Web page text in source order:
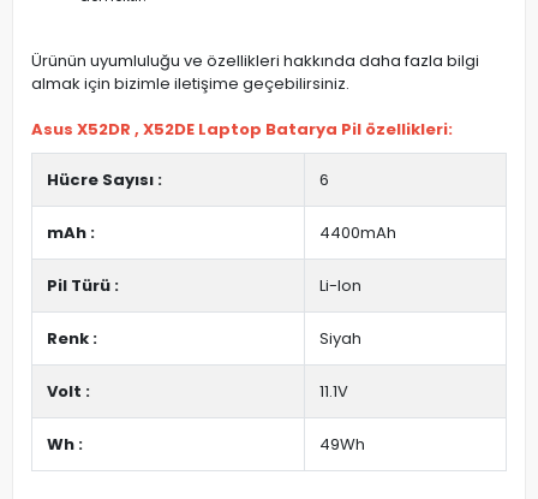
Ürünün uyumluluğu ve özellikleri hakkında daha fazla bilgi
almak için bizimle iletişime geçebilirsiniz.
Asus X52DR , X52DE Laptop Batarya Pil özellikleri:
Hücre Sayısı : 6
mAh : 4400mAh
Pil Türü : Li-Ion
Renk : Siyah
Volt : 11.1V
Wh : 49Wh